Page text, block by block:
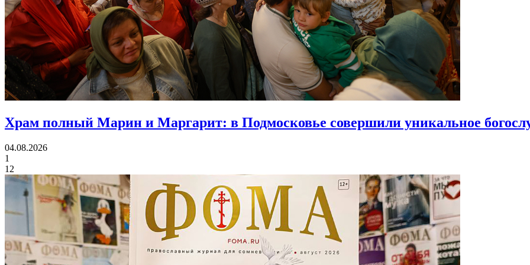
Храм полный Марин и Маргарит: в Подмосковье совершили уникальное
04.08.2026
1
12